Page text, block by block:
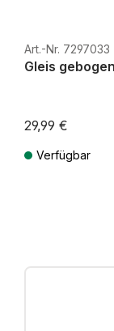
Art.-Nr. 7297033
Gleis
29,99 €
Verfügbar